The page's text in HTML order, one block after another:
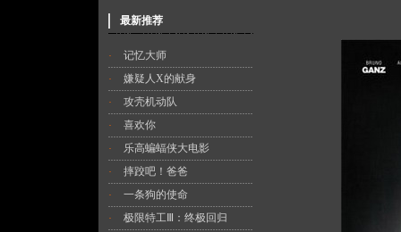
最新推荐
·
记忆大师
·
嫌疑人X的献身
·
攻壳机动队
·
喜欢你
·
乐高蝙蝠侠大电影
·
摔跤吧！爸爸
·
一条狗的使命
·
极限特工Ⅲ：终极回归